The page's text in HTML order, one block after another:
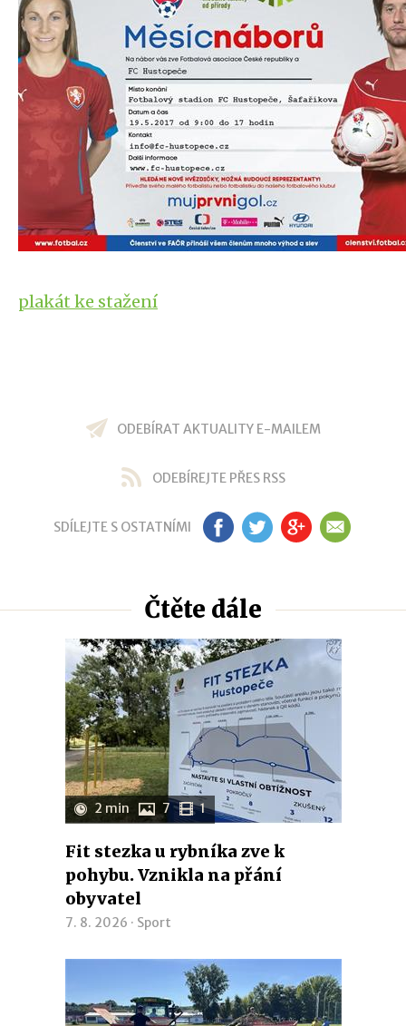
plakát ke stažení
ODEBÍRAT AKTUALITY E-MAILEM
ODEBÍREJTE PŘES RSS
SDÍLEJTE S OSTATNÍMI FB TW GP EM
Čtěte dále
2 min 7 1
Fit stezka u rybníka zve k
pohybu. Vznikla na přání
obyvatel
7. 8. 2026 · Sport